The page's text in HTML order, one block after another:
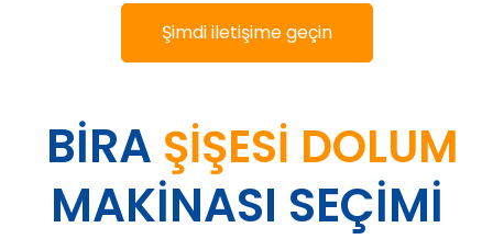
Şimdi iletişime geçin
BİRA ŞİŞESİ DOLUM
MAKİNASI SEÇİMİ